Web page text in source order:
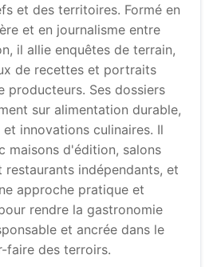
et des territoires. Formé en
et en journalisme entre
il allie enquêtes de terrain,
de recettes et portraits
producteurs. Ses dossiers
sur alimentation durable,
innovations culinaires. Il
maisons d'édition, salons
restaurants indépendants, et
approche pratique et
rendre la gastronomie
et ancrée dans le
faire des terroirs.